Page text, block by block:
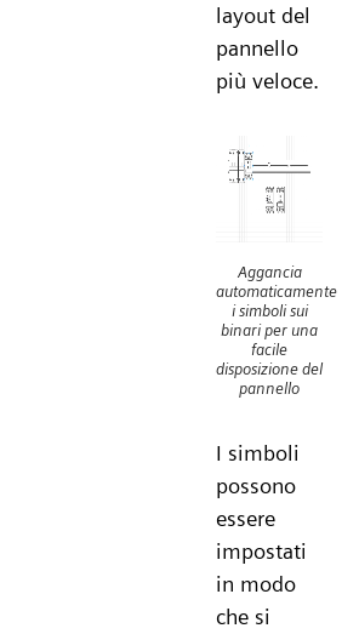
layout del
pannello
più veloce.
Aggancia
automaticamente
i simboli sui
binari per una
facile
disposizione del
pannello
I simboli
possono
essere
impostati
in modo
che si